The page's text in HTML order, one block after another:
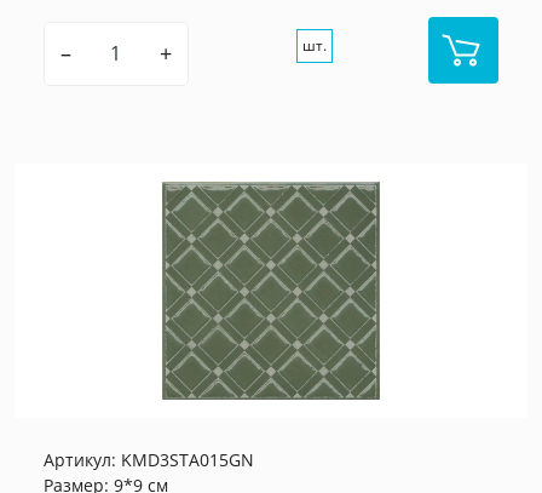
– + шт.
Артикул: KMD3STA015GN
Размер: 9*9 см